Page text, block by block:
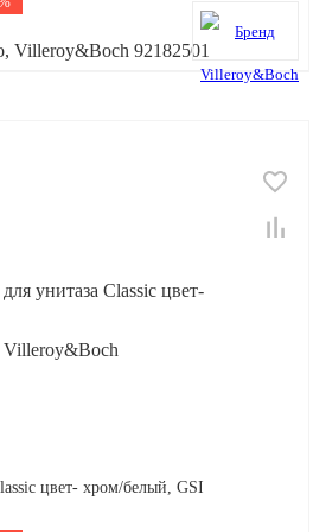
цвет- хром/белый, GSI